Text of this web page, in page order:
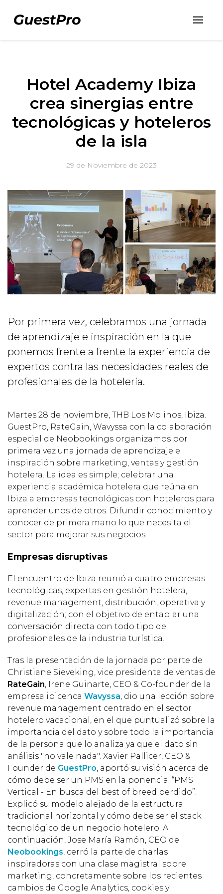
Hotel Academy Ibiza
crea sinergias entre
tecnológicas y hoteleros
de la isla
29 de Noviembre de 2023
Por primera vez, celebramos una jornada
de aprendizaje e inspiración en la que
ponemos frente a frente la experiencia de
expertos contra las necesidades reales de
profesionales de la hotelería.
Martes 28 de noviembre, THB Los Molinos, Ibiza.
GuestPro, RateGain, Wavyssa con la colaboración
especial de Neobookings organizamos por
primera vez una jornada de aprendizaje e
inspiración sobre marketing, ventas y gestión
hotelera. La idea es simple; celebrar una
experiencia académica hotelera que reúna en
Ibiza a empresas tecnológicas con hoteleros para
aprender unos de otros. Difundir conocimiento y
conocer de primera mano lo que necesita el
sector para mejorar sus negocios.
Empresas disruptivas
El encuentro de Ibiza reunió a cuatro empresas
tecnológicas, expertas en gestión hotelera,
revenue management, distribución, operativa y
digitalización; con el objetivo de entablar una
conversación directa con todo tipo de
profesionales de la industria turística.
Tras la presentación de la jornada por parte de
Christiane Sieveking, vice presidenta de ventas de
RateGain, Irene Guinarte, CEO & Co-founder de la
empresa ibicenca Wavyssa, dio una lección sobre
revenue management centrado en el sector
hotelero vacacional, en el que puntualizó sobre la
importancia del dato y sobre todo la importancia
de la persona que lo analiza ya que el dato sin
análisis "no vale nada". Xavier Pallicer, CEO &
Founder de GuestPro, aportó su visión acerca de
cómo debe ser un PMS en la ponencia: “PMS
Vertical - En busca del best of breed perdido”.
Explicó su modelo alejado de la estructura
tradicional horizontal y cómo debe ser el stack
tecnológico de un negocio hotelero. A
continuación, Jose María Ramón, CEO de
Neobookings, cerró la parte de charlas
inspiradoras con una clase magistral sobre
marketing, concretamente sobre los recientes
cambios de Google Analytics, cookies y